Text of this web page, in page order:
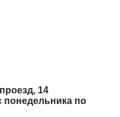
14
понедельника по